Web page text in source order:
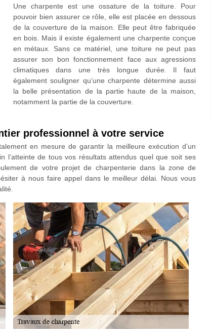
Une charpente est une ossature de la toiture. Pour
pouvoir bien assurer ce rôle, elle est placée en dessous
de la couverture de la maison. Elle peut être fabriquée
en bois. Mais il existe également une charpente conçue
en métaux. Sans ce matériel, une toiture ne peut pas
assurer son bon fonctionnement face aux agressions
climatiques dans une très longue durée. Il faut
également souligner qu’une charpente détermine aussi
la belle présentation de la partie haute de la maison,
notamment la partie de la couverture.
professionnel à votre service
en mesure de garantir la meilleure exécution d’un
l’atteinte de tous vos résultats attendus quel que soit ses
de votre projet de charpenterie dans la zone de
à nous faire appel dans le meilleur délai. Nous vous